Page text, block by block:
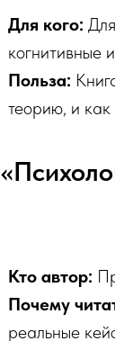
Для кого:
когнитивные
Польза:
теорию, и как
Кто автор:
Почему
реальные